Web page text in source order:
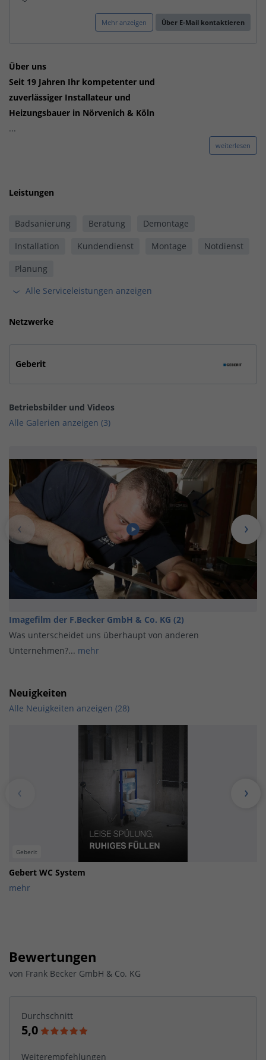
Mehr anzeigen Über E-Mail kontaktieren
Über uns
Seit 19 Jahren Ihr kompetenter und
zuverlässiger Installateur und
Heizungsbauer in Nörvenich & Köln
...
weiterlesen
Leistungen
Badsanierung Beratung
Demontage
Installation
Kundendienst Montage
Notdienst
Planung
Alle Serviceleistungen anzeigen
Netzwerke
Geberit
Betriebsbilder und Videos
Alle Galerien anzeigen (3)
Imagefilm der F.Becker GmbH & Co. KG (2)
Was unterscheidet uns überhaupt von anderen
Unternehmen?... mehr
Neuigkeiten
Alle Neuigkeiten anzeigen (28)
Geberit
Gebert WC System
mehr
Bewertungen
von Frank Becker GmbH & Co. KG
Durchschnitt
5,0
Weiterempfehlungen